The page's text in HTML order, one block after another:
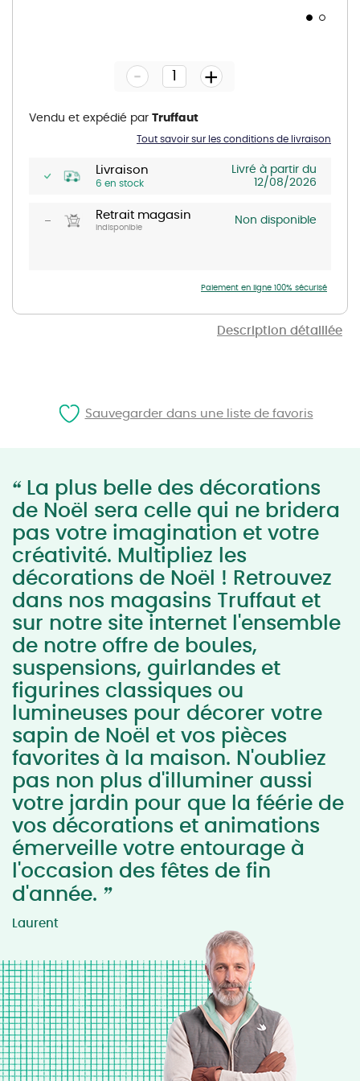
Description détaillée
gallery
Livraison
6 en stock
Livré à partir du
12/08/2026
Retrait magasin
Indisponible
Non disponible
- +
Tout savoir sur les conditions de livraison
Vendu et expédié par Truffaut
Paiement en ligne 100% sécurisé
“ La plus belle des décorations
de Noël sera celle qui ne bridera
pas votre imagination et votre
créativité. Multipliez les
décorations de Noël ! Retrouvez
dans nos magasins Truffaut et
sur notre site internet l'ensemble
de notre offre de boules,
suspensions, guirlandes et
figurines classiques ou
lumineuses pour décorer votre
sapin de Noël et vos pièces
favorites à la maison. N'oubliez
pas non plus d'illuminer aussi
votre jardin pour que la féérie de
vos décorations et animations
émerveille votre entourage à
l'occasion des fêtes de fin
d'année. ”
Laurent
Sauvegarder dans une liste de favoris